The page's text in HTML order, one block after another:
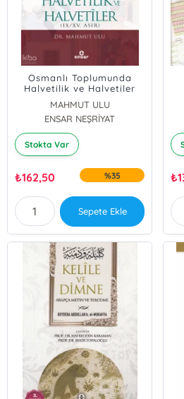
Osmanlı Toplumunda
Halvetilik ve Halvetiler
MAHMUT ULU
ENSAR NEŞRİYAT
Stokta Var
₺162,50 %35
Sepete Ekle
₺